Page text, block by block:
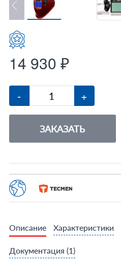
14 930 ₽
- +
ЗАКАЗАТЬ
Описание Характеристики
Документация (1)